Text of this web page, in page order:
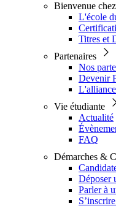
Bienvenue
L'école
Titres et
Partenaires
Nos
Devenir
Vie étudiante
Actualité
FAQ
Démarches &
Déposer
Parler à